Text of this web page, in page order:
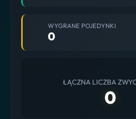
WYGRANE POJEDYNKI
0
ŁĄCZNA LICZBA
0